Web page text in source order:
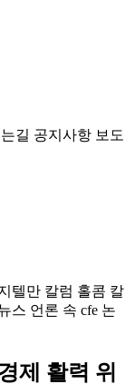
길 공지사항 보도
텔만 칼럼 홀콤 칼
스 언론 속 cfe 논
제 활력 위